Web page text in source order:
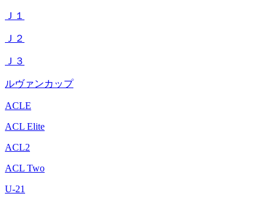
Ｊ１
Ｊ２
Ｊ３
ルヴァンカップ
ACLE
ACL Elite
ACL2
ACL Two
U-21